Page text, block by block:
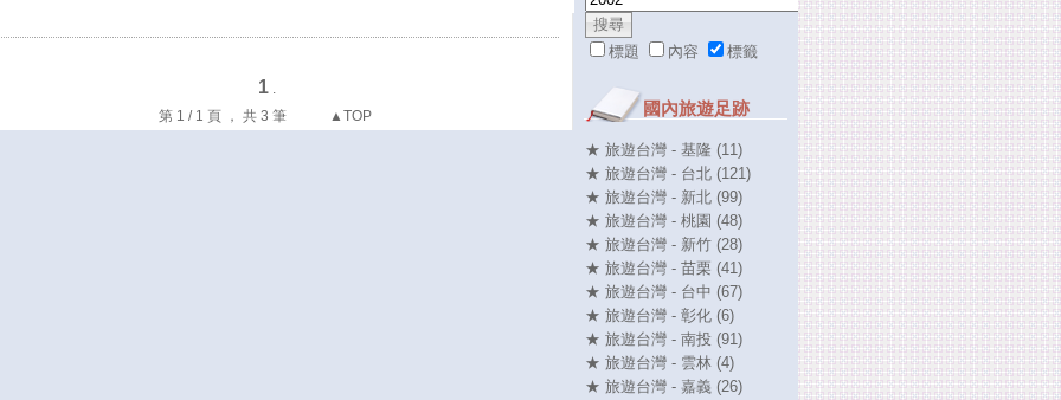
1 .
第 1 / 1 頁 ， 共 3 筆
▲TOP
標題 內容 標籤
國內旅遊足跡
★ 旅遊台灣 - 基隆 (11)
★ 旅遊台灣 - 台北 (121)
★ 旅遊台灣 - 新北 (99)
★ 旅遊台灣 - 桃園 (48)
★ 旅遊台灣 - 新竹 (28)
★ 旅遊台灣 - 苗栗 (41)
★ 旅遊台灣 - 台中 (67)
★ 旅遊台灣 - 彰化 (6)
★ 旅遊台灣 - 南投 (91)
★ 旅遊台灣 - 雲林 (4)
★ 旅遊台灣 - 嘉義 (26)